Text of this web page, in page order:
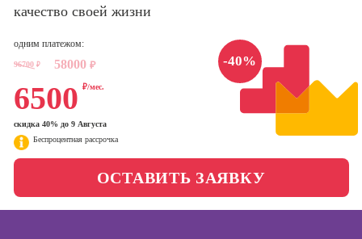
Школа актерского
Школа бизнеса и
управления
Фотошкола
Школа рисования
Менеджер по
маркетингу в
социальных
сетях (SMM-
менеджер)
Специалист по
таргетингу
качество своей жизни
-40%
одним платежом:
96700 ₽ 58000 ₽
6500 ₽/мес.
скидка 40% до 9 Августа
Беспроцентная рассрочка
ОСТАВИТЬ ЗАЯВКУ